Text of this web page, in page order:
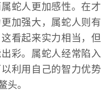
蛇人更加感性。在才
加强大，属蛇人则有
看起来实力相当，但
彩。属蛇人经常陷入
利用自己的智力优势
头。